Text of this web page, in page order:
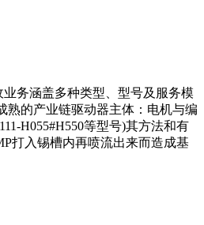
务涵盖多种类型、型号及服务模
熟的产业链驱动器主体：电机与编
H055#H550等型号)其方法和有
打入锡槽内再喷流出来而造成基